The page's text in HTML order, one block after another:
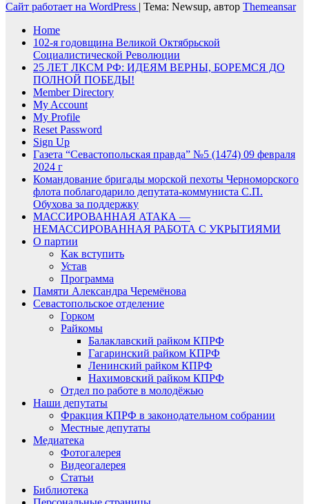
Сайт работает на WordPress | Тема: Newsup, автор Themeansar
Home
102-я годовщина Великой Октябрьской
Социалистической Революции
25 ЛЕТ ЛКСМ РФ: ИДЕЯМ ВЕРНЫ, БОРЕМСЯ ДО
ПОЛНОЙ ПОБЕДЫ!
Member Directory
My Account
My Profile
Reset Password
Sign Up
Газета “Севастопольская правда” №5 (1474) 09 февраля
2024 г
Командование бригады морской пехоты Черноморского
флота поблагодарило депутата-коммуниста С.П.
Обухова за поддержку
МАССИРОВАННАЯ АТАКА —
НЕМАССИРОВАННАЯ РАБОТА С УКРЫТИЯМИ
О партии
Как вступить
Устав
Программа
Памяти Александра Черемёнова
Севастопольское отделение
Горком
Райкомы
Балаклавский райком КПРФ
Гагаринский райком КПРФ
Ленинский райком КПРФ
Нахимовский райком КПРФ
Отдел по работе в молодёжью
Наши депутаты
Фракция КПРФ в законодательном собрании
Местные депутаты
Медиатека
Фотогалерея
Видеогалерея
Статьи
Библиотека